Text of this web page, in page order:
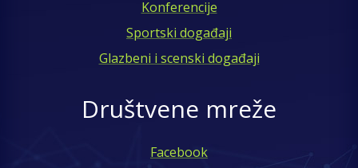
Konferencije
Sportski događaji
Glazbeni i scenski događaji
Društvene mreže
Facebook